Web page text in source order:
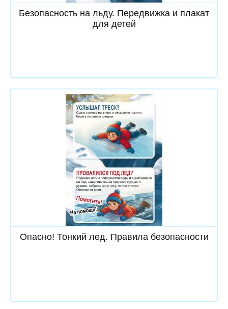
Безопасность на льду. Передвижка и плакат
для детей
Скачать
Опасно! Тонкий лед. Правила безопасности